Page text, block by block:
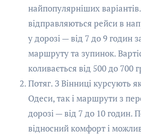
найпопулярніших
відправляються рейси в
у дорозі — від 7 до 9 годин
маршруту та зупинок.
коливається від 500 до 700
Потяг. З Вінниці курсують
Одеси, так і маршрути з
дорозі — від 7 до 10 годин.
відносний комфорт і